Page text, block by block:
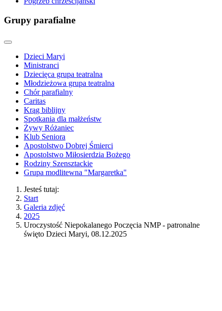
Grupy parafialne
Dzieci Maryi
Ministranci
Dziecięca grupa teatralna
Młodzieżowa grupa teatralna
Chór parafialny
Caritas
Krąg biblijny
Spotkania dla małżeństw
Żywy Różaniec
Klub Seniora
Apostolstwo Dobrej Śmierci
Apostolstwo Miłosierdzia Bożego
Rodziny Szensztackie
Grupa modlitewna "Margaretka"
Jesteś tutaj:
Start
Galeria zdjęć
2025
Uroczystość Niepokalanego Poczęcia NMP - patronalne
święto Dzieci Maryi, 08.12.2025